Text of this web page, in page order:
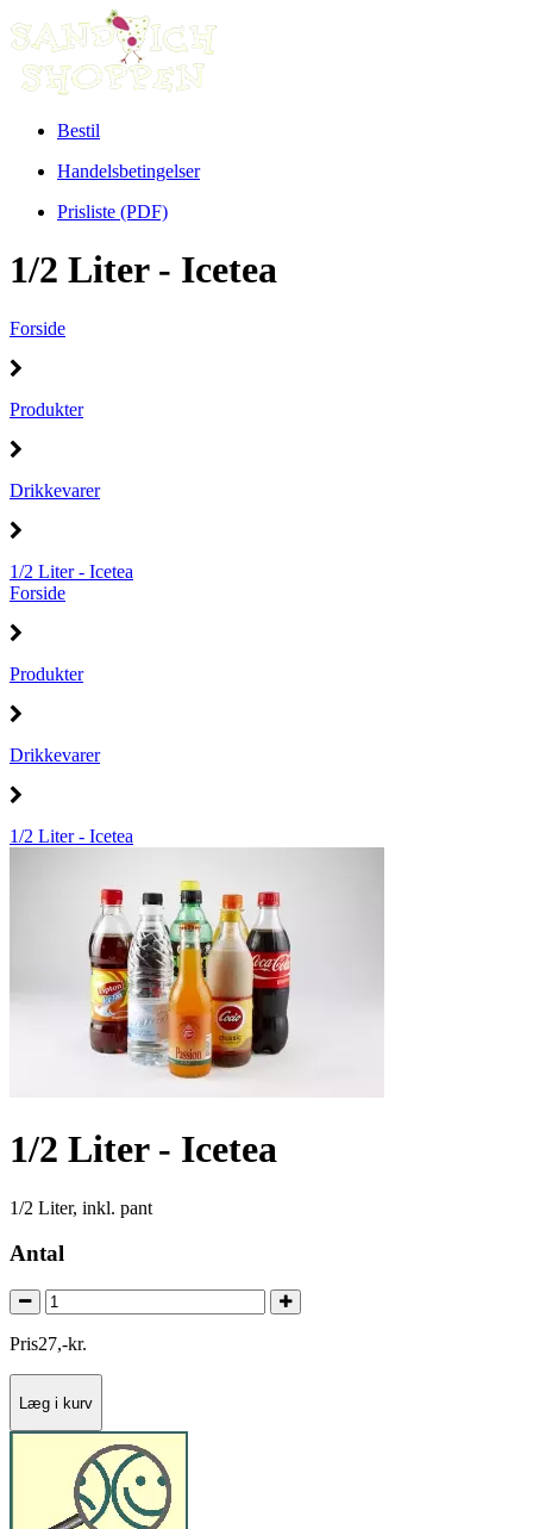
Bestil
Handelsbetingelser
Prisliste (PDF)
1/2 Liter - Icetea
Forside
Produkter
Drikkevarer
1/2 Liter - Icetea
Forside
Produkter
Drikkevarer
1/2 Liter - Icetea
1/2 Liter - Icetea
1/2 Liter, inkl. pant
Antal
Pris27,-kr.
Læg i kurv